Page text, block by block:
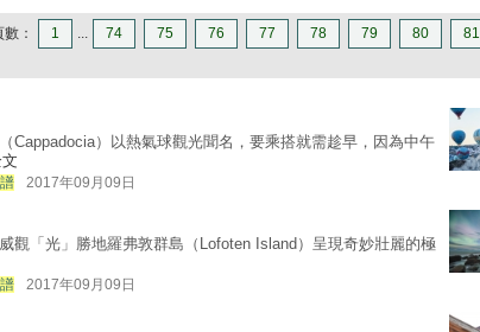
數： 1 ... 74 75 76 77 78 79 80 81
Cappadocia）以熱氣球觀光聞名，要乘搭就需趁早，因為中午
2017年09月09日
觀「光」勝地羅弗敦群島（Lofoten Island）呈現奇妙壯麗的極
2017年09月09日